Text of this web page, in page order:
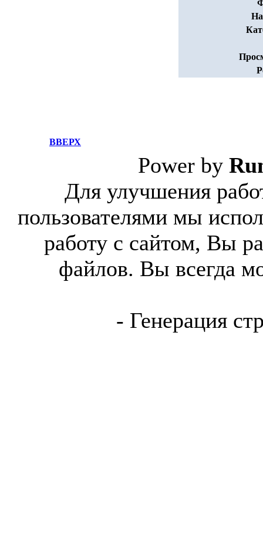
ВВЕРХ
Power by
Для улучшения
пользователями мы
работу с сайтом, Вы
файлов. Вы всегда
- Генерация